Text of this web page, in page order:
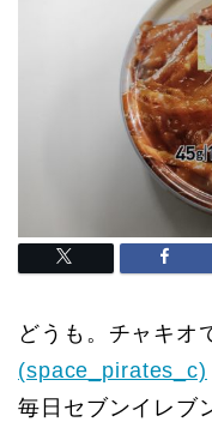
どうも。チャキオ
(space_pirates_c)
毎日セブンイレブ